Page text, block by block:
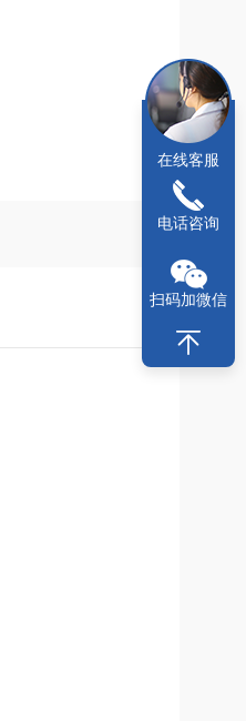
在线客服
电话咨询
扫码加微信